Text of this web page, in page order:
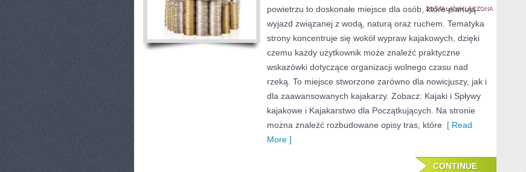
I
ZOSTAŁA WYŁĄCZONA
powietrzu to doskonałe miejsce dla osób, które planują
wyjazd związanej z wodą, naturą oraz ruchem. Tematyka
strony koncentruje się wokół wypraw kajakowych, dzięki
czemu każdy użytkownik może znaleźć praktyczne
wskazówki dotyczące organizacji wolnego czasu nad
rzeką. To miejsce stworzone zarówno dla nowicjuszy, jak i
dla zaawansowanych kajakarzy. Zobacz: Kajaki i Spływy
kajakowe i Kajakarstwo dla Początkujących. Na stronie
można znaleźć rozbudowane opisy tras, które [ Read
More ]
CONTINUE